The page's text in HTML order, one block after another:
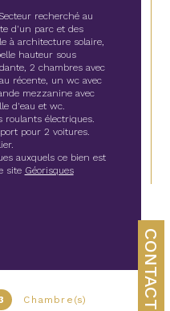
CONTACT
Chambre(s)
d'un parc et des
à architecture solaire,
hauteur sous
2 chambres avec
récente, un wc avec
mezzanine avec
d'eau et wc.
roulants électriques.
pour 2 voitures.
auxquels ce bien est
site Géorisques